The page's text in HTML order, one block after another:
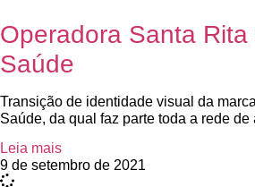
Operadora Santa
Saúde
Transição de identidade visual da
Saúde, da qual faz parte toda a rede
Leia mais
9 de setembro de 2021